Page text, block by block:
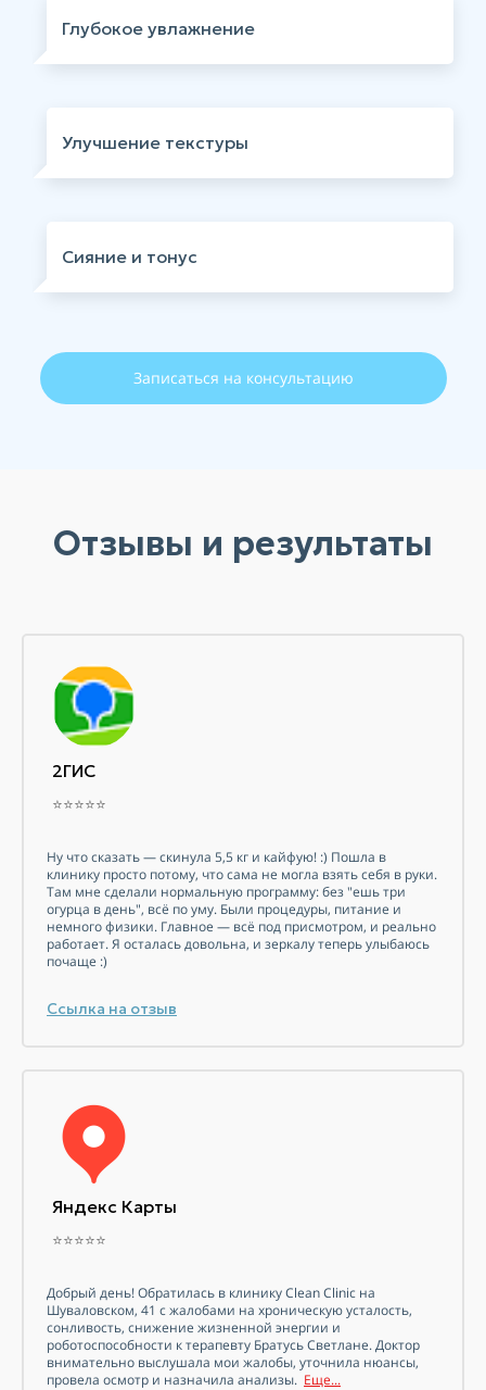
Глубокое увлажнение
Улучшение текстуры
Сияние и тонус
Записаться на консультацию
Отзывы и результаты
2ГИС
⭐⭐⭐⭐⭐
Ну что сказать — скинула 5,5 кг и кайфую! :) Пошла в
клинику просто потому, что сама не могла взять себя в руки.
Там мне сделали нормальную программу: без "ешь три
огурца в день", всё по уму. Были процедуры, питание и
немного физики. Главное — всё под присмотром, и реально
работает. Я осталась довольна, и зеркалу теперь улыбаюсь
почаще :)
Ссылка на отзыв
Яндекс Карты
⭐⭐⭐⭐⭐
Добрый день! Обратилась в клинику Clean Clinic на
Шуваловском, 41 с жалобами на хроническую усталость,
сонливость, снижение жизненной энергии и
роботоспособности к терапевту Братусь Светлане. Доктор
внимательно выслушала мои жалобы, уточнила нюансы,
провела осмотр и назначила анализы. Еще...